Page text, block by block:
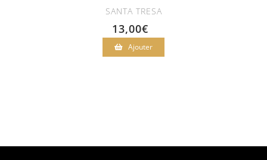
SANTA TRESA
13,00€
Ajouter